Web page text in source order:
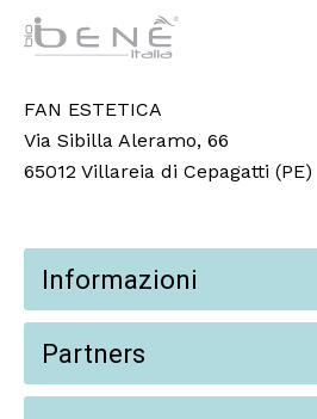
FAN ESTETICA
Via Sibilla Aleramo, 66
65012 Villareia di Cepagatti (PE)
Informazioni
Partners